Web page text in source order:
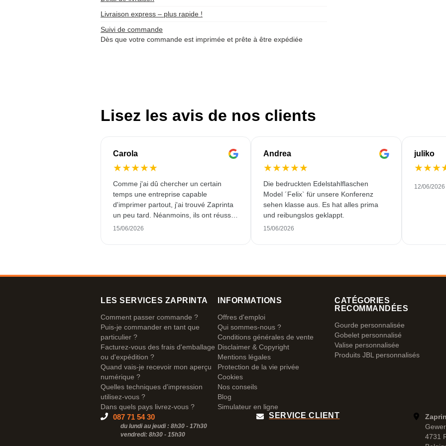
Livraison express – plus rapide !
Suivi de commande
Dès que votre commande est imprimée et prête à être expédiée
Lisez les avis de nos clients
Carola
★★★★★
Comme j'ai dû chercher un certain
temps une entreprise capable
d'imprimer partout, j'ai trouvé Zaprinta
un peu tard. Néanmoins, ils ont réussi à
me livrer 250 magnifiques mugs en
15/06/2026
Andrea
★★★★★
Die bedruckten Edelstahlflaschen
Model ´Felix` für unsere Konferenz
sehen klasse aus. Es hat alles prima
und reibungslos geklappt.
15/06/2026
juliko
★★★
12/06/2026
LES SERVICES ZAPRINTA
Comment passer commande ?
Puis-je commander en tant que
particulier ?
Facturez-vous des frais d'emballage
ou d'expédition ?
Quand vais-je recevoir mon aperçu
numérique ?
Quelles techniques d'impression
utilisez-vous ?
Dans quels pays livrez-vous ?
INFORMATIONS
Offres d'emploi
Qui sommes-nous ?
Conditions générales de vente
Disclaimer & Copyright
Mentions légales
Protection de la vie privée
Cookies
Nos conseils
Blog
Simulateur en ligne
CATÉGORIES
RECOMMANDÉES
Gourde personnalisée
Gobelet personnalisé
Valise personnalisée
Produits JBL personnalisés
087 71 54 30
du lundi au jeudi : 8h30 - 17h30
vendredi: 8h30 - 15h30
SERVICE CLIENT
4731